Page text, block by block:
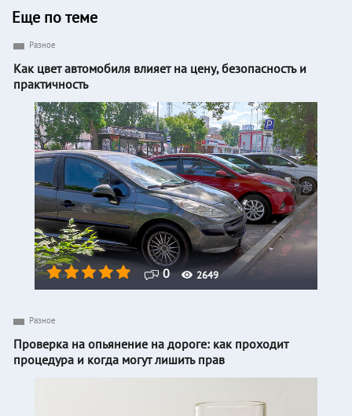
Еще по теме
0 2649
Разное
Как цвет автомобиля влияет на цену, безопасность и
практичность
Разное
Проверка на опьянение на дороге: как проходит
процедура и когда могут лишить прав